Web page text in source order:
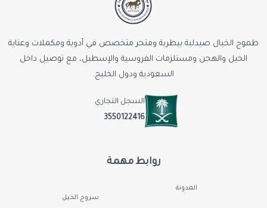
روابط مهمة
المدونة
سروج الخيل
طموح الخيال صيدلية بيطرية ومتجر متخصص في أدوية ومكملات وعناية
الخيل والهجن ومستلزمات الفروسية والإسطبل، مع توصيل داخل
السعودية ودول الخليج.
السجل التجاري
3550122416